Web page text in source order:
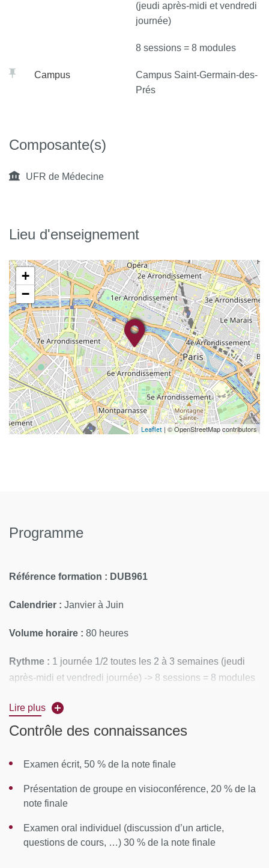
(jeudi après-midi et vendredi
journée)
8 sessions = 8 modules
Campus
Campus Saint-Germain-des-
Prés
Composante(s)
UFR de Médecine
Lieu d'enseignement
+
−
Leaflet | © OpenStreetMap contributors
Programme
Référence formation : DUB961
Calendrier : Janvier à Juin
Volume horaire : 80 heures
Rythme : 1 journée 1/2 toutes les 2 à 3 semaines (jeudi
après-midi et vendredi journée) -> 8 sessions = 8 modules
Lieux de formation :
CONTENUS PÉDAGOGIQUES
Module 1 : Principes généraux des revues
Définitions et principes des revues systématiques et
Préparation du protocole : étapes de réalisation, du
Lire plus
Contrôle des connaissances
Examen écrit, 50 % de la note finale
Présentation de groupe en visioconférence, 20 % de la
note finale
Examen oral individuel (discussion d’un article,
questions de cours, …) 30 % de la note finale